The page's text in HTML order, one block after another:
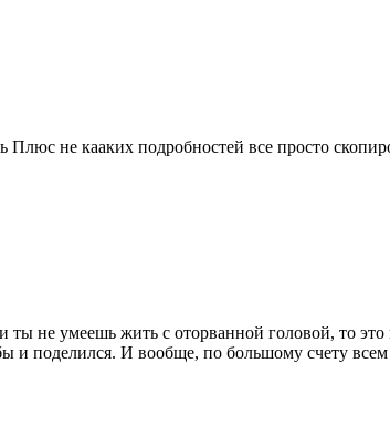
Плюс не кааких подробностей все просто
не умеешь жить с оторванной головой, то это
и поделился. И вообще, по большому счету